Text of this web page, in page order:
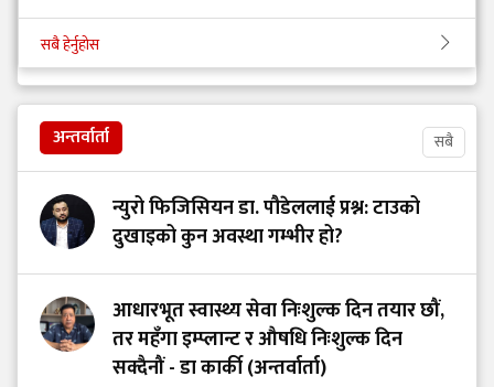
सबै हेर्नुहोस
अन्तर्वार्ता सबै
न्युरो फिजिसियन डा. पौडेललाई प्रश्न: टाउको
दुखाइको कुन अवस्था गम्भीर हो?
आधारभूत स्वास्थ्य सेवा निःशुल्क दिन तयार छौं,
तर महँगा इम्प्लान्ट र औषधि निःशुल्क दिन
सक्दैनौं - डा कार्की (अन्तर्वार्ता)